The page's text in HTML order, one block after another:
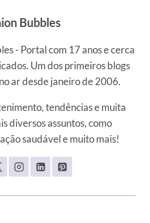
Bubbles
- Portal com 17 anos e cerca
Um dos primeiros blogs
ar desde janeiro de 2006.
tendências e muita
diversos assuntos, como
saudável e muito mais!